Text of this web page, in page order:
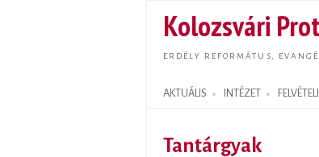
Kolozsvári
ERDÉLY REFORMÁTUS,
AKTUÁLIS INTÉZET FELVÉTELI
Search form
Tantárgyak